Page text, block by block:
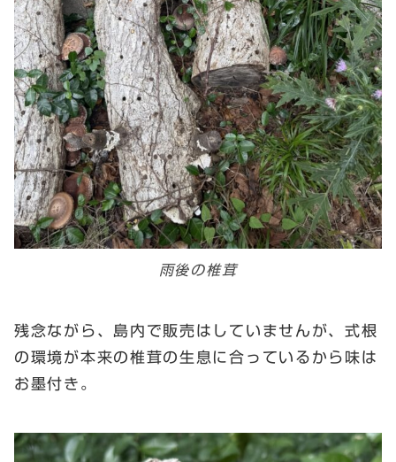
雨後の椎茸
残念ながら、島内で販売はしていませんが、式根
の環境が本来の椎茸の生息に合っているから味は
お墨付き。